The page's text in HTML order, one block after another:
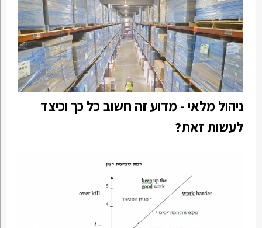
ניהול מלאי - מדוע זה חשוב כל כך וכיצד
לעשות זאת?